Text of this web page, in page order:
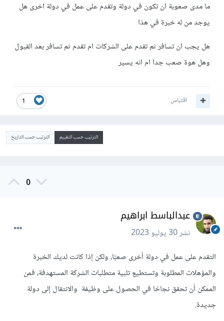
ما مدى صعوبة ان تكون في دولة وتقدم على عمل في دولة اخرى هل
يوجد من له خبرة في هذا
هل يجب ان تسافر ثم تقدم على الشركات ام تقدم ثم تسافر بعد القبول
وهل هوة صعب جدا ام انه يسير
1 اقتباس
الترتيب حسب التقييم الترتيب حسب التاريخ
0
عبدالباسط ابراهيم
نشر30 يوليو 2023
التقدم على عمل في دولة أخرى صعبًا، ولكن إذا كانت لديك الخبرة
والمؤهلات المطلوبة وتستطيع تلبية متطلبات الشركة المستهدفة، فمن
الممكن أن تحقق نجاحًا في الحصول على وظيفة والانتقال إلى دولة
جديدة.